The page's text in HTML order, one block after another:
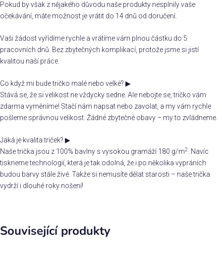
Pokud by však z nějakého důvodu naše produkty nesplnily vaše
očekávání, máte možnost je vrátit do 14 dnů od doručení.
Vaši žádost vyřídíme rychle a vrátíme vám plnou částku do 5
pracovních dnů. Bez zbytečných komplikací, protože jsme si jistí
kvalitou naší práce.
Co když mi bude tričko malé nebo velké? ▶
Stává se, že si velikost ne vždycky sedne. Ale nebojte se, tričko vám
zdarma vyměníme! Stačí nám napsat nebo zavolat, a my vám rychle
pošleme správnou velikost. Žádné zbytečné obavy – my to zvládneme.
Jaká je kvalita triček? ▶
Naše trička jsou z 100% bavlny s vysokou gramáží 180 g/m2. Navíc
tiskneme technologií, která je tak odolná, že i po několika vypráních
budou barvy stále živé. Takže si nemusíte dělat starosti – naše trička
vydrží i dlouhé roky nošení!
Související produkty